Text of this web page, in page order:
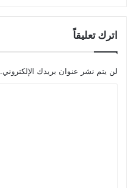
اترك تعليقاً
لن يتم نشر عنوان بريدك الإلكتروني.